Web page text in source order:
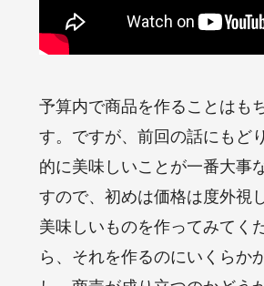
予算内で商品を作ることはも
す。ですが、前回の話にもど
的に美味しいことが一番大事
すので、初めは価格は度外視
美味しいものを作ってみてく
ら、それを作るのにいくらか